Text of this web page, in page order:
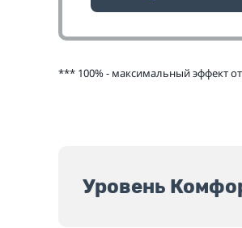
*** 100% - максимальный эффект
Уровень